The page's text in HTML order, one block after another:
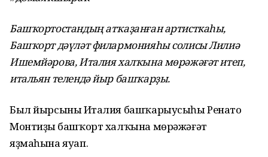
Башҡортостандың атҡаҙанған артисткаһы,
Башҡорт дәүләт филармонияһы солисы Лилиә
Ишемйәрова, Италия халҡына мөрәжәғәт итеп,
итальян телендә йыр башҡарҙы.
Был йырсының Италия башҡарыусыһы Ренато
Монтиҙың башҡорт халҡына мөрәжәғәт
яҙмаһына яуап.